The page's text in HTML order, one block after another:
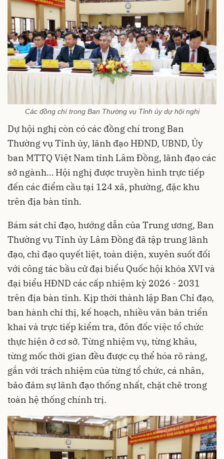
Các đồng chí trong Ban Thường vụ Tỉnh ủy dự hội nghị
Dự hội nghị còn có các đồng chí trong Ban
Thường vụ Tỉnh ủy, lãnh đạo HĐND, UBND, Ủy
ban MTTQ Việt Nam tỉnh Lâm Đồng, lãnh đạo các
sở ngành… Hội nghị được truyền hình trực tiếp
đến các điểm cầu tại 124 xã, phường, đặc khu
trên địa bàn tỉnh.
Bám sát chỉ đạo, hướng dẫn của Trung ương, Ban
Thường vụ Tỉnh ủy Lâm Đồng đã tập trung lãnh
đạo, chỉ đạo quyết liệt, toàn diện, xuyên suốt đối
với công tác bầu cử đại biểu Quốc hội khóa XVI và
đại biểu HĐND các cấp nhiệm kỳ 2026 - 2031
trên địa bàn tỉnh. Kịp thời thành lập Ban Chỉ đạo,
ban hành chỉ thị, kế hoạch, nhiều văn bản triển
khai và trực tiếp kiểm tra, đôn đốc việc tổ chức
thực hiện ở cơ sở. Từng nhiệm vụ, từng khâu,
từng mốc thời gian đều được cụ thể hóa rõ ràng,
gắn với trách nhiệm của từng tổ chức, cá nhân,
bảo đảm sự lãnh đạo thống nhất, chặt chẽ trong
toàn hệ thống chính trị.